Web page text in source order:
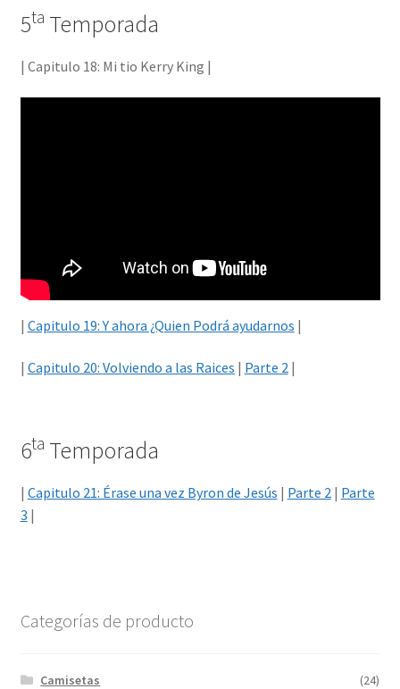
5ta Temporada
| Capitulo 18: Mi tio Kerry King |
| Capitulo 19: Y ahora ¿Quien Podrá ayudarnos |
| Capitulo 20: Volviendo a las Raices | Parte 2|
6ta Temporada
| Capitulo 21: Érase una vez Byron de Jesús | Parte 2 | Parte
3 |
Categorías de producto
Camisetas
(24)